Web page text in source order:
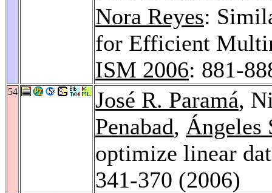
Nora Reyes:
for Efficient
ISM 2006: 881-
54 José R. Paramá,
Penabad, Ángeles
optimize linear
341-370 (2006)